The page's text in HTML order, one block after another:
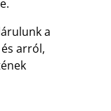
a
arról,